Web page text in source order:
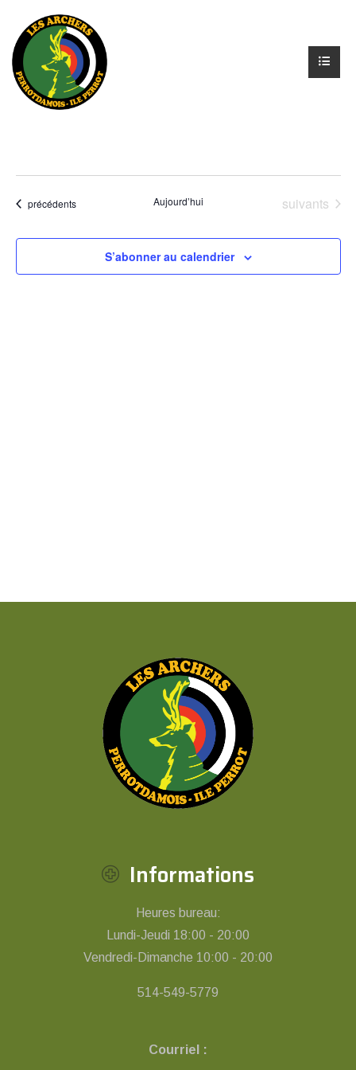
Évènements
précédents Aujourd’hui Évènements
suivants
S’abonner au calendrier
Informations
Heures bureau:
Lundi-Jeudi 18:00 - 20:00
Vendredi-Dimanche 10:00 - 20:00
514-549-5779
Courriel :